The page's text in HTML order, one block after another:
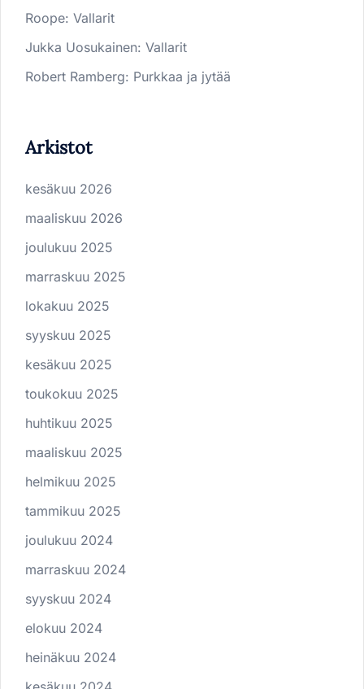
Roope: Vallarit
Jukka Uosukainen: Vallarit
Robert Ramberg: Purkkaa ja jytää
Arkistot
kesäkuu 2026
maaliskuu 2026
joulukuu 2025
marraskuu 2025
lokakuu 2025
syyskuu 2025
kesäkuu 2025
toukokuu 2025
huhtikuu 2025
maaliskuu 2025
helmikuu 2025
tammikuu 2025
joulukuu 2024
marraskuu 2024
syyskuu 2024
elokuu 2024
heinäkuu 2024